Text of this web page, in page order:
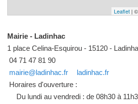
Leaflet | ©
Mairie - Ladinhac
1 place Celina-Esquirou - 15120 -
04 71 47 81 90
mairie@ladinhac.fr
ladinhac.fr
Horaires d'ouverture :
Du lundi au vendredi : de 08h30 à